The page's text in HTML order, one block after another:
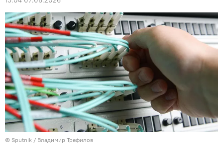
© Sputnik / Владимир Трефилов